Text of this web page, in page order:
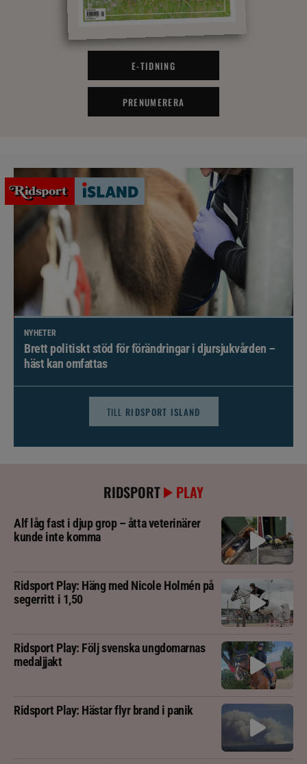
E-TIDNING
PRENUMERERA
NYHETER
Brett politiskt stöd för förändringar i djursjukvården –
häst kan omfattas
TILL RIDSPORT ISLAND
RIDSPORT PLAY
Alf låg fast i djup grop – åtta veterinärer
kunde inte komma
Ridsport Play: Häng med Nicole Holmén på
segerritt i 1,50
Ridsport Play: Följ svenska ungdomarnas
medaljjakt
Ridsport Play: Hästar flyr brand i panik